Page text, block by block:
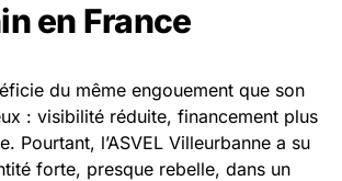
en France
du même engouement que son
: visibilité réduite, financement plus
Pourtant, l’ASVEL Villeurbanne a su
forte, presque rebelle, dans un